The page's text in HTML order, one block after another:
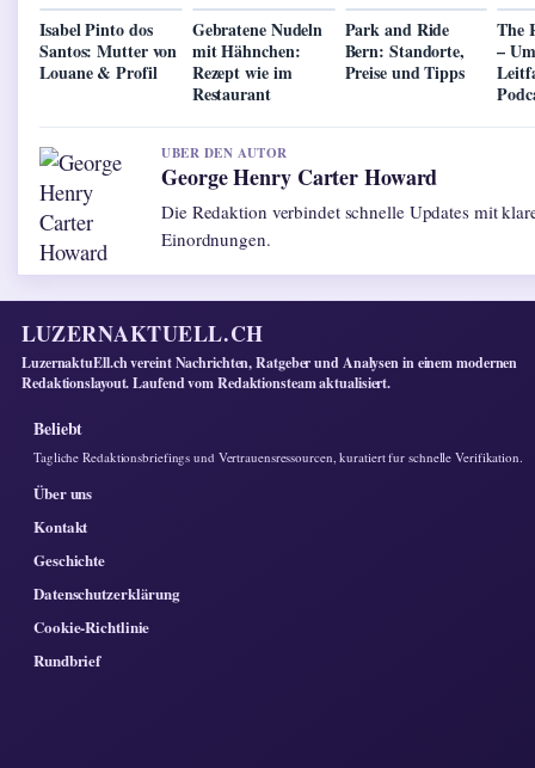
Isabel Pinto dos
Santos: Mutter von
Louane & Profil
Gebratene Nudeln
mit Hähnchen:
Rezept wie im
Restaurant
Park and Ride
Bern: Standorte,
Preise und Tipps
The
–
UBER DEN AUTOR
George Henry Carter Howard
Die Redaktion verbindet schnelle Updates mit
Einordnungen.
LUZERNAKTUELL.CH
LuzernaktuEll.ch vereint Nachrichten, Ratgeber und Analysen in einem modernen
Redaktionslayout. Laufend vom Redaktionsteam aktualisiert.
Beliebt
Tagliche Redaktionsbriefings und Vertrauensressourcen, kuratiert fur schnelle Verifikation.
Über uns
Kontakt
Geschichte
Datenschutzerklärung
Cookie-Richtlinie
Rundbrief